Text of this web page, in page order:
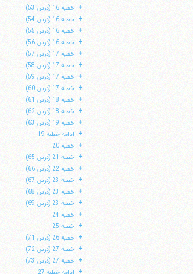
+ خطبه 16 (درس 53)
+ خطبه 16 (درس 54)
+ خطبه 16 (درس 55)
+ خطبه 16 (درس 56)
+ خطبه 17 (درس 57)
+ خطبه 17 (درس 58)
+ خطبه 17 (درس 59)
+ خطبه 17 (درس 60)
+ خطبه 18 (درس 61)
+ خطبه 18 (درس 62)
+ خطبه 19 (درس 63)
+ ادامه خطبه 19
+ خطبه 20
+ خطبه 21 (درس 65)
+ خطبه 22 (درس 66)
+ خطبه 23 (درس 67)
+ خطبه 23 (درس 68)
+ خطبه 23 (درس 69)
+ خطبه 24
+ خطبه 25
+ خطبه 26 (درس 71)
+ خطبه 27 (درس 72)
+ خطبه 27 (درس 73)